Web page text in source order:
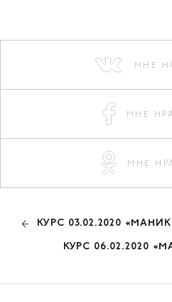
МНЕ
МНЕ
МНЕ
КУРС 03.02.2020
КУРС 06.02.2020